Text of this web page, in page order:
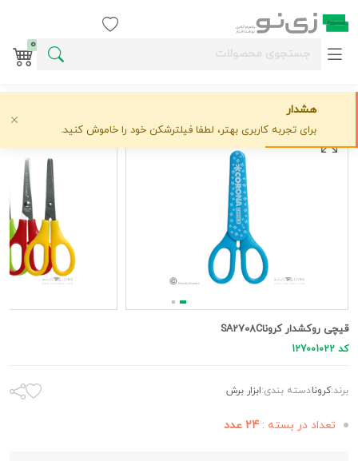
0
ابزار برش›کرونا›
قیچی روکشدار کروناSA2708C
کد 127001022
برند:کرونادسته بندی:ابزار برش
تعداد در بسته :24 عدد
هشدار
برای تجربه کاربری بهتر، لطفا فیلترشکن خود را خاموش کنید.